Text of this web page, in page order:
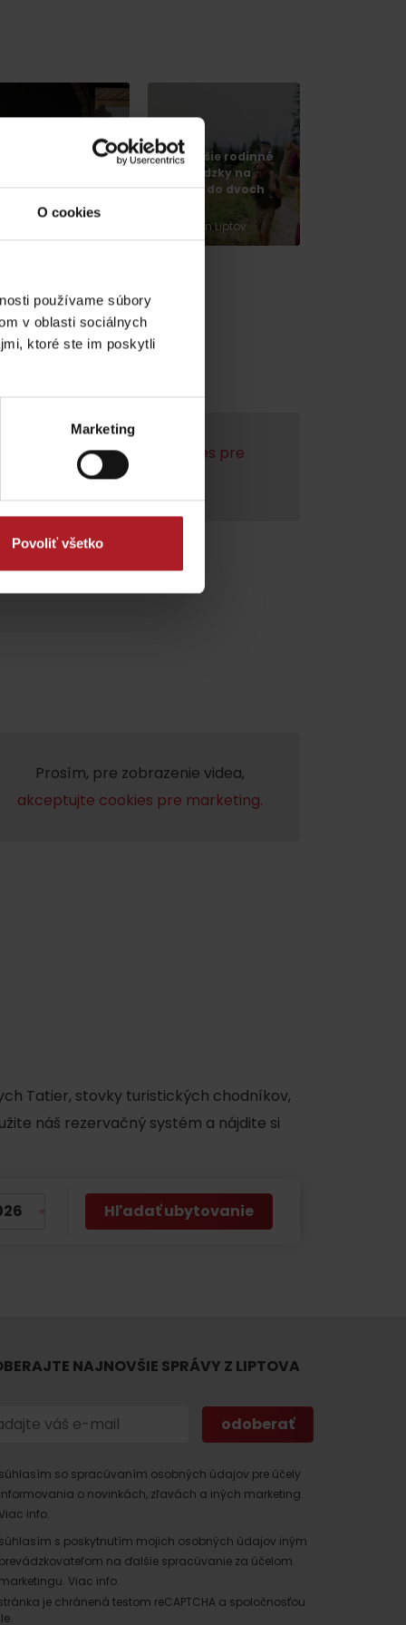
O cookies
používame súbory
v oblasti sociálnych
ktoré ste im poskytli
Marketing
Povoliť všetko
Nicolaus
v Liptovskom
do
Najkrajšie rodinné
prechádzky na
Liptove do dvoch
región Liptov
videa,akceptujte cookies pre
marketing.
Prosím, pre zobrazenie videa,
akceptujte cookies pre marketing.
Tatier, stovky turistických chodníkov,
náš rezervačný systém a nájdite si
Hľadať ubytovanie
NAJNOVŠIE SPRÁVY Z LIPTOVA
súhlasím so spracúvaním osobných údajov pre účely
informovania o novinkách, zľavách a iných marketing.
info.
súhlasím s poskytnutím mojich osobných údajov iným
prevádzkovateľom na ďalšie spracúvanie za účelom
marketingu. Viac info.
je chránená testom reCAPTCHA a spoločnosťou